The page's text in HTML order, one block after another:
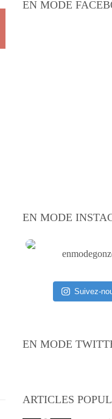
EN MODE
EN MODE
Suivez-
EN MODE
ARTICLES